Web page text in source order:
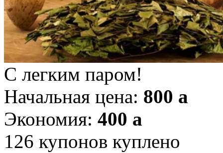
С легким паром!
Начальная цена: 800 a
Экономия: 400 a
126 купонов куплено